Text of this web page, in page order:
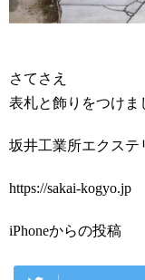
さてさえ
表札と飾りをつけま
坂井工業所エクス
https://sakai-kogyo.jp
iPhoneからの投稿